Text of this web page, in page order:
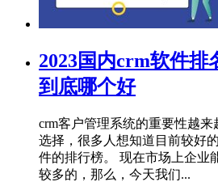
2023国内crm软件排
到底哪个好
crm客户管理系统的重要性越
选择，很多人想知道目前较好
件的排行榜。 现在市场上企业
较多的，那么，今天我们...